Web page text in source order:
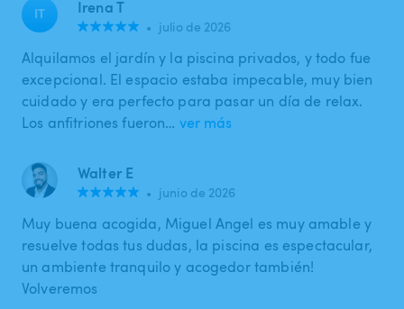
IT Irena T
• julio de 2026
Alquilamos el jardín y la piscina privados, y todo fue
excepcional. El espacio estaba impecable, muy bien
cuidado y era perfecto para pasar un día de relax.
Los anfitriones fueron… ver más
Walter E
• junio de 2026
Muy buena acogida, Miguel Angel es muy amable y
resuelve todas tus dudas, la piscina es espectacular,
un ambiente tranquilo y acogedor también!
Volveremos